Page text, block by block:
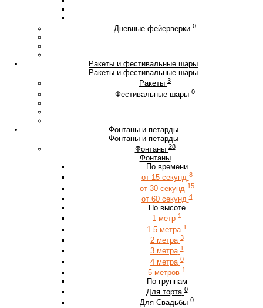
Дневные фейерверки 0
Ракеты и фестивальные шары
Ракеты и фестивальные шары
Ракеты 3
Фестивальные шары 0
Фонтаны и петарды
Фонтаны и петарды
Фонтаны 28
Фонтаны
По времени
от 15 секунд 8
от 30 секунд 15
от 60 секунд 4
По высоте
1 метр 1
1.5 метра 1
2 метра 3
3 метра 1
4 метра 0
5 метров 1
По группам
Для торта 0
Для Свадьбы 0